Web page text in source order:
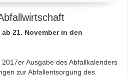
21. November in den
Ausgabe des Abfallkalenders
zur Abfallentsorgung des